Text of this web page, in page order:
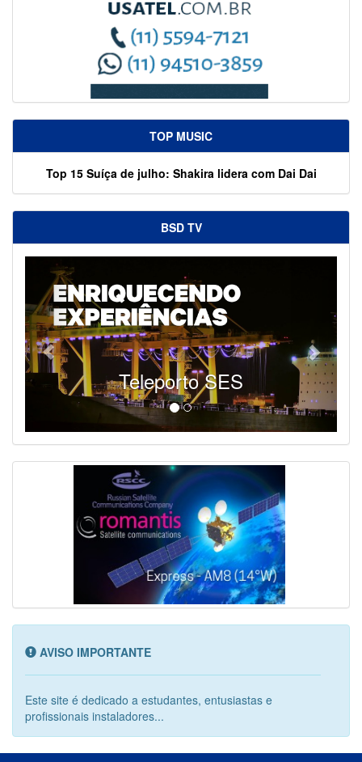
TOP MUSIC
Top 15 Suíça de julho: Shakira lidera com Dai Dai
BSD TV
Teleporto SES SES -
AVISO IMPORTANTE
Este site é dedicado a estudantes, entusiastas e
profissionais instaladores...